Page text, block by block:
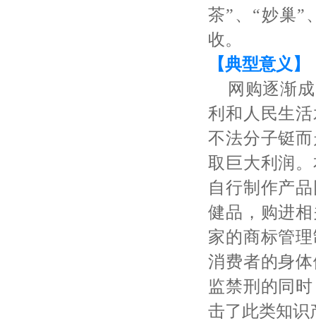
茶”、“妙巢”
收。
【典型意义】
网购逐渐
利和人民生
不法分子铤
取巨大利润
自行制作产
健品，购进
家的商标管
消费者的身
监禁刑的同
击了此类知识